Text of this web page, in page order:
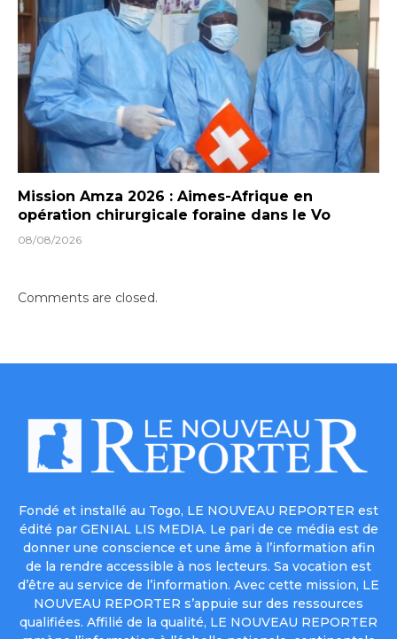
Mission Amza 2026 : Aimes-Afrique en
opération chirurgicale foraine dans le Vo
08/08/2026
Comments are closed.
Fondé et installé au Togo, LE NOUVEAU REPORTER est
édité par GENIAL LIS MEDIA. Le pari de ce média est de
donner une conscience et une âme à l’information afin
de la rendre accessible à nos lecteurs. Sa vocation est
d’être au service de l’information. Avec cette mission, LE
NOUVEAU REPORTER s’appuie sur des ressources
qualifiées. Affilié de la qualité, LE NOUVEAU REPORTER